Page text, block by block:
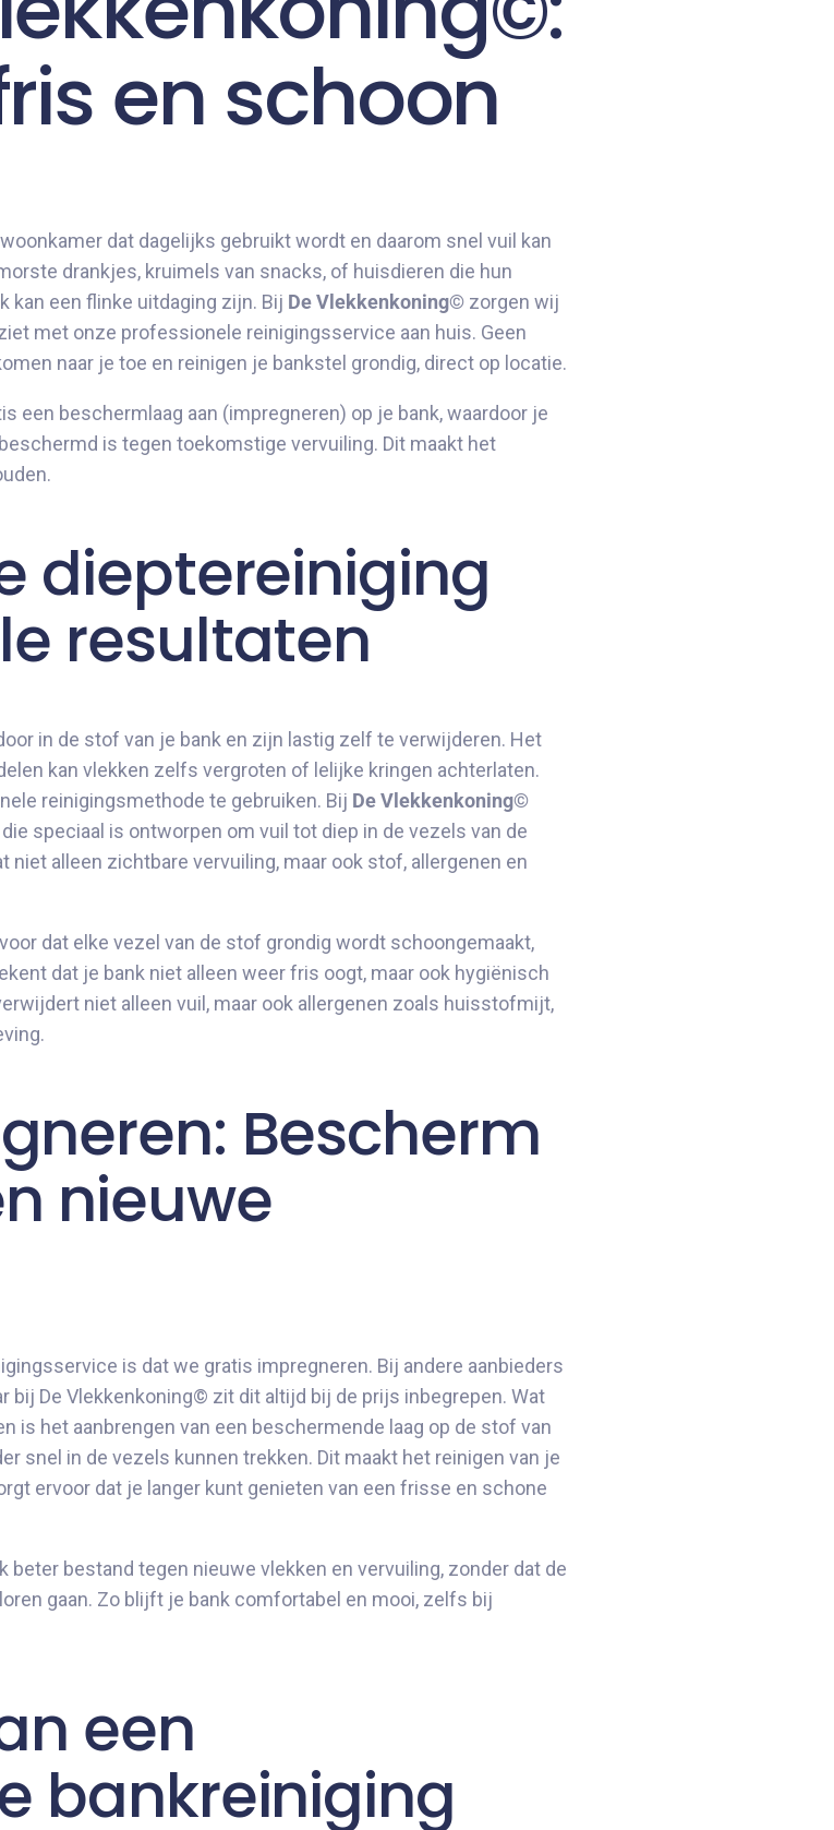
en schoon
dat dagelijks gebruikt wordt en daarom snel vuil kan
drankjes, kruimels van snacks, of huisdieren die hun
kan een flinke uitdaging zijn. Bij De Vlekkenkoning© zorgen wij
met onze professionele reinigingsservice aan huis. Geen
naar je toe en reinigen je bankstel grondig, direct op locatie.
een beschermlaag aan (impregneren) op je bank, waardoor je
is tegen toekomstige vervuiling. Dit maakt het
dieptereiniging
resultaten
in de stof van je bank en zijn lastig zelf te verwijderen. Het
kan vlekken zelfs vergroten of lelijke kringen achterlaten.
reinigingsmethode te gebruiken. Bij De Vlekkenkoning©
speciaal is ontworpen om vuil tot diep in de vezels van de
alleen zichtbare vervuiling, maar ook stof, allergenen en
dat elke vezel van de stof grondig wordt schoongemaakt,
dat je bank niet alleen weer fris oogt, maar ook hygiënisch
niet alleen vuil, maar ook allergenen zoals huisstofmijt,
Bescherm
nieuwe
is dat we gratis impregneren. Bij andere aanbieders
bij De Vlekkenkoning© zit dit altijd bij de prijs inbegrepen. Wat
is het aanbrengen van een beschermende laag op de stof van
snel in de vezels kunnen trekken. Dit maakt het reinigen van je
ervoor dat je langer kunt genieten van een frisse en schone
beter bestand tegen nieuwe vlekken en vervuiling, zonder dat de
gaan. Zo blijft je bank comfortabel en mooi, zelfs bij
een
bankreiniging